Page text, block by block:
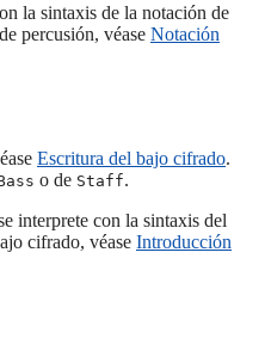
la sintaxis de la notación de
percusión, véase Notación
Escritura del bajo cifrado.
o de Staff.
interprete con la sintaxis del
cifrado, véase Introducción